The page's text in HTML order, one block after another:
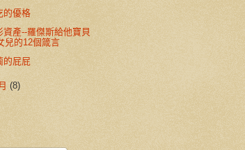
的優格
資產--羅傑斯給他寶貝
兒的12個箴言
的屁屁
(8)